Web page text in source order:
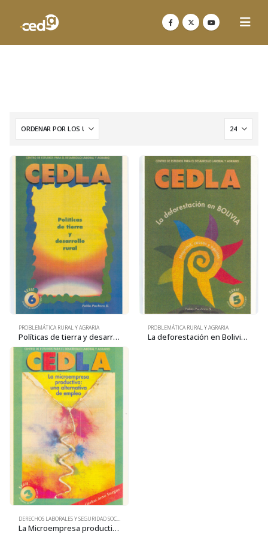
PROBLEMÁTICA RURAL Y AGRARIA
Políticas de tierra y desarrollo rural
PROBLEMÁTICA RURAL Y AGRARIA
La deforestación en Bolivia: magnitud, causas y agentes
DERECHOS LABORALES Y SEGURIDAD SOCIAL
La Microempresa productiva: una alternativa de empleo